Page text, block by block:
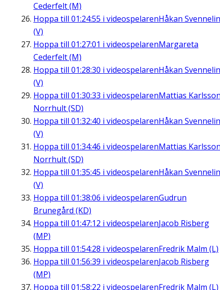
Cederfelt (M)
Hoppa till 01:24:55 i videospelarenHåkan
(V)
Hoppa till 01:27:01 i videospelarenMargareta
Cederfelt (M)
Hoppa till 01:28:30 i videospelarenHåkan
(V)
Hoppa till 01:30:33 i videospelarenMattias
Norrhult (SD)
Hoppa till 01:32:40 i videospelarenHåkan
(V)
Hoppa till 01:34:46 i videospelarenMattias
Norrhult (SD)
Hoppa till 01:35:45 i videospelarenHåkan
(V)
Hoppa till 01:38:06 i videospelarenGudrun
Brunegård (KD)
Hoppa till 01:47:12 i videospelarenJacob Risberg
(MP)
Hoppa till 01:54:28 i videospelarenFredrik Malm (L)
Hoppa till 01:56:39 i videospelarenJacob Risberg
(MP)
Hoppa till 01:58:22 i videospelarenFredrik Malm (L)